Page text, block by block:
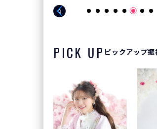
PICK UP ピックアップ振